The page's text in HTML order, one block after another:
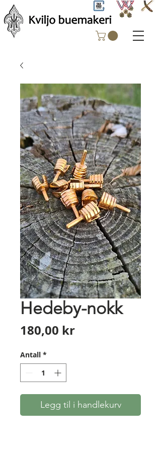
Hedeby-nokk
180,00 krPris
Antall *
Legg til i handlekurv